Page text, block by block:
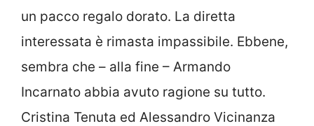
un pacco regalo dorato. La diretta
interessata è rimasta impassibile. Ebbene,
sembra che – alla fine – Armando
Incarnato abbia avuto ragione su tutto.
Cristina Tenuta ed Alessandro Vicinanza